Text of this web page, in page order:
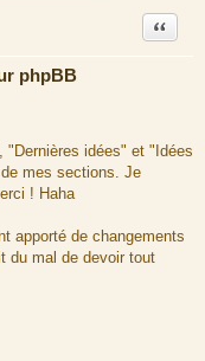
phpBB
Citation
idées" et "Idées
mes sections. Je
! Haha
apporté de changements
du mal de devoir tout